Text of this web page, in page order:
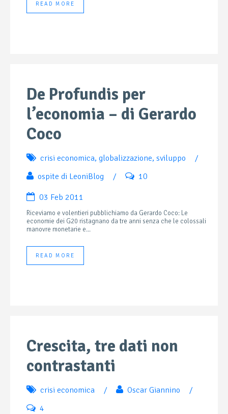
READ MORE
De Profundis per
l’economia – di Gerardo
Coco
crisi economica, globalizzazione, sviluppo
/
ospite di LeoniBlog
/ 10
03 Feb 2011
Riceviamo e volentieri pubblichiamo da Gerardo Coco: Le
economie dei G20 ristagnano da tre anni senza che le colossali
manovre monetarie e...
READ MORE
Crescita, tre dati non
contrastanti
crisi economica / Oscar Giannino
/
4